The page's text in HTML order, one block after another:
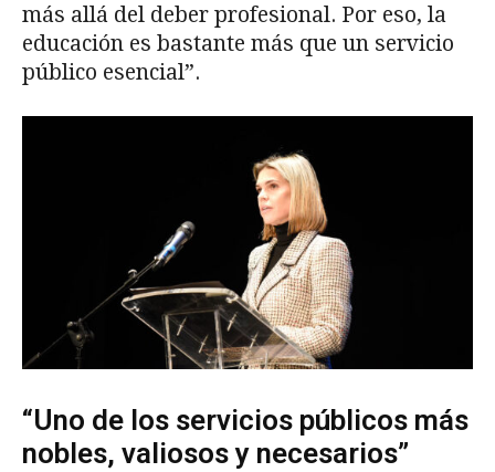
más allá del deber profesional. Por eso, la
educación es bastante más que un servicio
público esencial”.
“Uno de los servicios públicos más
nobles, valiosos y necesarios”